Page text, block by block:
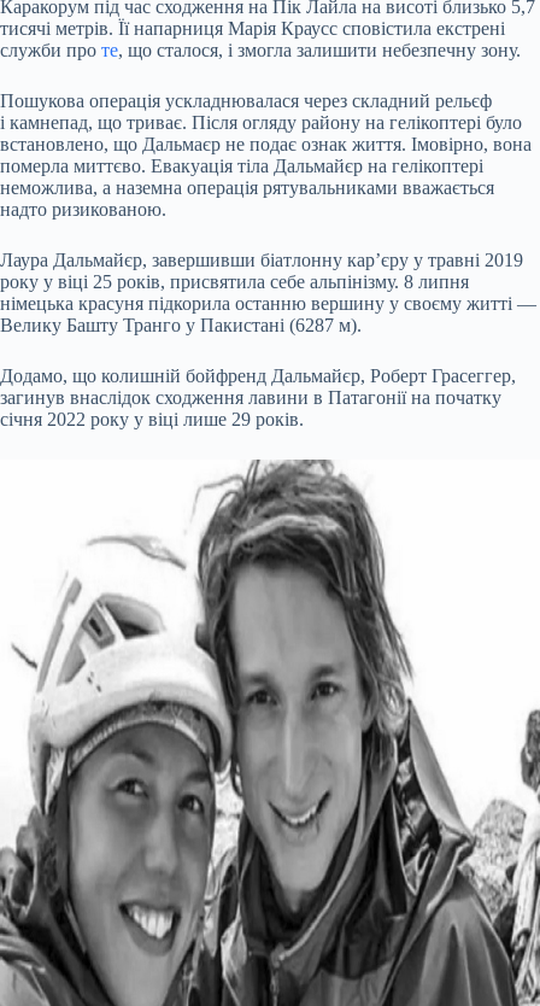
Каракорум під час сходження на Пік Лайла на висоті близько 5,7
тисячі метрів. Її напарниця Марія Краусс сповістила екстрені
служби про те, що сталося, і змогла залишити небезпечну зону.
Пошукова операція ускладнювалася через складний рельєф
і камнепад, що триває. Після огляду району на гелікоптері було
встановлено, що Дальмаєр не подає ознак життя. Імовірно, вона
померла миттєво. Евакуація тіла Дальмайєр на гелікоптері
неможлива, а наземна операція рятувальниками вважається
надто ризикованою.
Лаура Дальмайєр, завершивши біатлонну кар’єру у травні 2019
року у віці 25 років, присвятила себе альпінізму. 8 липня
німецька красуня підкорила останню вершину у своєму житті —
Велику Башту Транго у Пакистані (6287 м).
Додамо, що колишній бойфренд Дальмайєр, Роберт Грасеггер,
загинув внаслідок сходження лавини в Патагонії на початку
січня 2022 року у віці лише 29 років.